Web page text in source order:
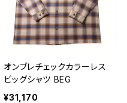
オンブレチェックカラーレス
ビッグシャツ BEG
¥31,170